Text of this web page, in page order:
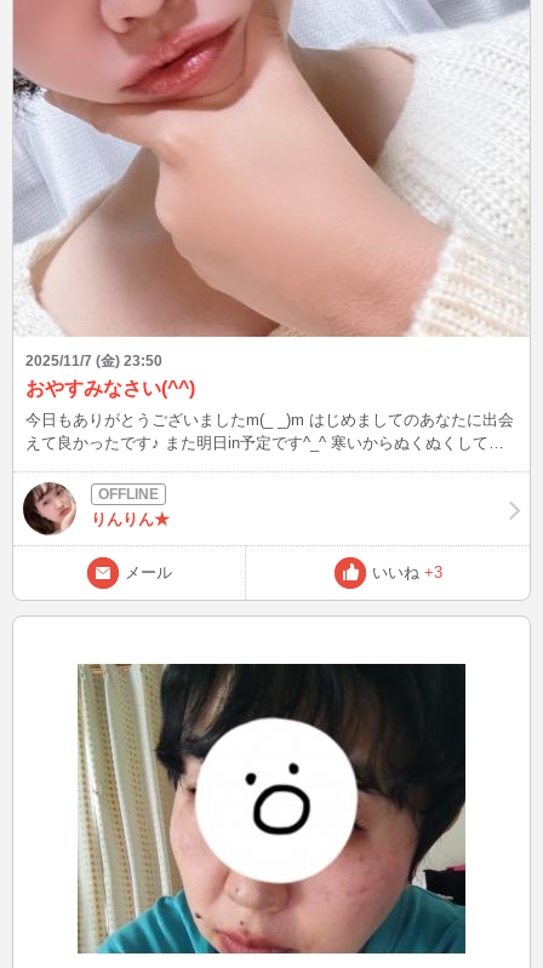
2025/11/7 (金) 23:50
おやすみなさい(^^)
今日もありがとうございましたm(_ _)m はじめましてのあなたに出会
えて良かったです♪ また明日in予定です^_^ 寒いからぬくぬくして寝
りんりん★
メール いいね +3